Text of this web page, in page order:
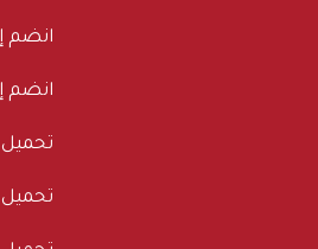
انضم
انضم
تحميل
تحميل